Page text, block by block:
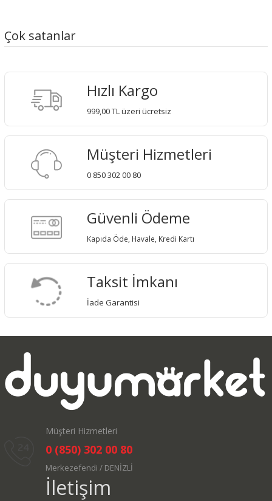
Çok satanlar
Hızlı Kargo
999,00 TL üzeri ücretsiz
Müşteri Hizmetleri
0 850 302 00 80
Güvenli Ödeme
Kapıda Öde, Havale, Kredi Kartı
Taksit İmkanı
İade Garantisi
Müşteri Hizmetleri
0 (850) 302 00 80
Merkezefendi / DENİZLİ
İletişim